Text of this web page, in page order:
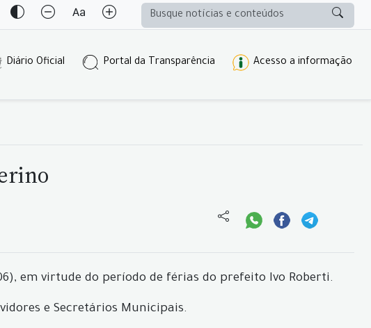
Diário Oficial Portal da Transparência Acesso a informação
em virtude do período de férias do prefeito Ivo Roberti.
e Secretários Municipais.